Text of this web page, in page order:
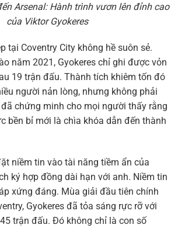
Arsenal: Hành trình vươn lên đỉnh cao
của Viktor Gyokeres
tại Coventry City không hề suôn sẻ.
năm 2021, Gyokeres chỉ ghi được vỏn
19 trận đấu. Thành tích khiêm tốn đó
người nản lòng, nhưng không phải
đã chứng minh cho mọi người thấy rằng
bền bỉ mới là chìa khóa dẫn đến thành
niềm tin vào tài năng tiềm ẩn của
ký hợp đồng dài hạn với anh. Niềm tin
xứng đáng. Mùa giải đầu tiên chính
Gyokeres đã tỏa sáng rực rỡ với
trận đấu. Đó không chỉ là con số